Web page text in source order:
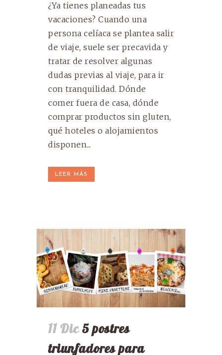
¿Ya tienes planeadas tus
vacaciones? Cuando una
persona celíaca se plantea salir
de viaje, suele ser precavida y
tratar de resolver algunas
dudas previas al viaje, para ir
con tranquilidad. Dónde
comer fuera de casa, dónde
comprar productos sin gluten,
qué hoteles o alojamientos
disponen...
LEER MÁS
11 Dic 5 postres
triunfadores para